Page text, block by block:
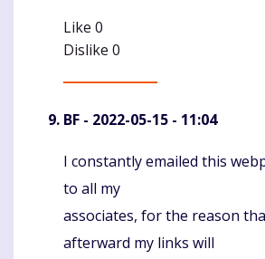
Like 0
Dislike 0
BF - 2022-05-15 - 11:04
Komentaras
I constantly emailed this
to all my
associates, for the reason
afterward my links will